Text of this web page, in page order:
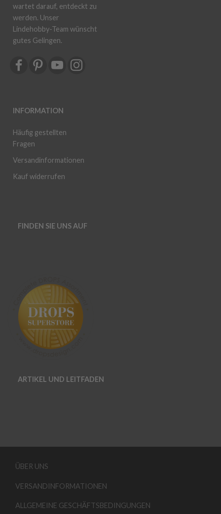
wartet darauf, entdeckt zu
werden. Unser
Lindehobby-Team wünscht
gutes Gelingen.
INFORMATION
Häufig gestellten
Fragen
Versandinformationen
Kauf widerrufen
FINDEN SIE UNS AUF
ARTIKEL UND LEITFADEN
ÜBER UNS
VERSANDINFORMATIONEN
ALLGEMEINE GESCHÄFTSBEDINGUNGEN